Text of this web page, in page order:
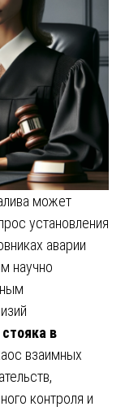
может
установления
аварии
научно
в
взаимных
контроля и